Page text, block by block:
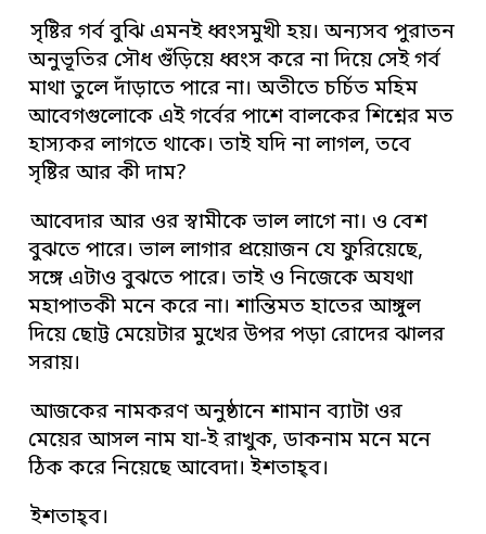
সৃষ্টির গর্ব বুঝি এমনই ধ্বংসমুখী হয়। অন্যসব পুরাতন
অনুভূতির সৌধ গুঁড়িয়ে ধ্বংস করে না দিয়ে সেই গর্ব
মাথা তুলে দাঁড়াতে পারে না। অতীতে চর্চিত মহিম
আবেগগুলোকে এই গর্বের পাশে বালকের শিশ্নের মত
হাস্যকর লাগতে থাকে। তাই যদি না লাগল, তবে
সৃষ্টির আর কী দাম?
আবেদার আর ওর স্বামীকে ভাল লাগে না। ও বেশ
বুঝতে পারে। ভাল লাগার প্রয়োজন যে ফুরিয়েছে,
সঙ্গে এটাও বুঝতে পারে। তাই ও নিজেকে অযথা
মহাপাতকী মনে করে না। শান্তিমত হাতের আঙ্গুল
দিয়ে ছোট্ট মেয়েটার মুখের উপর পড়া রোদের ঝালর
সরায়।
আজকের নামকরণ অনুষ্ঠানে শামান ব্যাটা ওর
মেয়ের আসল নাম যা-ই রাখুক, ডাকনাম মনে মনে
ঠিক করে নিয়েছে আবেদা। ইশতাহ্‌ব।
ইশতাহ্‌ব।